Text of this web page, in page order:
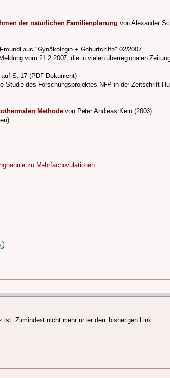
der natürlichen Familienplanung von Alexander
aus "Gynäkologie + Geburtshilfe" 02/2007
vom 21.2.2007, die in vielen überregionalen
S. 17 (PDF-Dokument)
Studie des Forschungsprojektes NFP in der Zeitschrift
Methode von Peter Andreas Kern (2003)
zu Mehrfachovulationen
ist. Zumindest nicht mehr unter dem bisherigen Link.